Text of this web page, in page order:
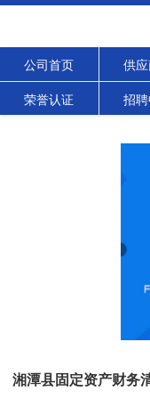
公司首页 供
荣誉认证 招
湘潭县固定资产财务